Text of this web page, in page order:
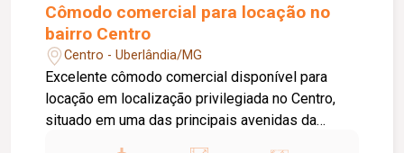
Cômodo comercial para locação no
bairro Centro
Centro - Uberlândia/MG
Excelente cômodo comercial disponível para
locação em localização privilegiada no Centro,
situado em uma das principais avenidas da